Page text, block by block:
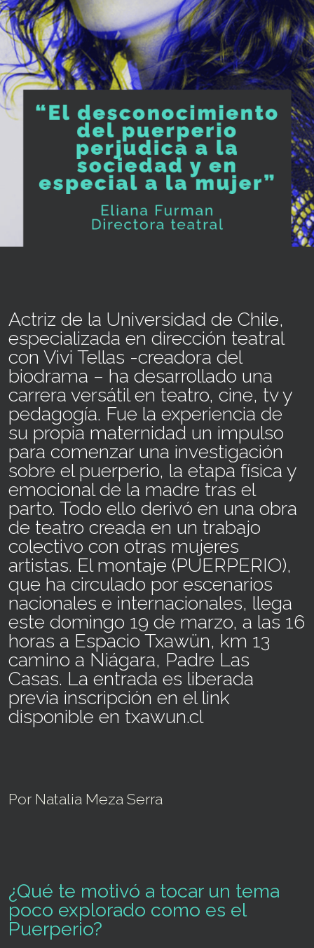
Actriz de la Universidad de Chile,
especializada en dirección teatral
con Vivi Tellas -creadora del
biodrama – ha desarrollado una
carrera versátil en teatro, cine, tv y
pedagogía. Fue la experiencia de
su propia maternidad un impulso
para comenzar una investigación
sobre el puerperio, la etapa física y
emocional de la madre tras el
parto. Todo ello derivó en una obra
de teatro creada en un trabajo
colectivo con otras mujeres
artistas. El montaje (PUERPERIO),
que ha circulado por escenarios
nacionales e internacionales, llega
este domingo 19 de marzo, a las 16
horas a Espacio Txawün, km 13
camino a Niágara, Padre Las
Casas. La entrada es liberada
previa inscripción en el link
disponible en txawun.cl
Por Natalia Meza Serra
¿Qué te motivó a tocar un tema
poco explorado como es el
Puerperio?